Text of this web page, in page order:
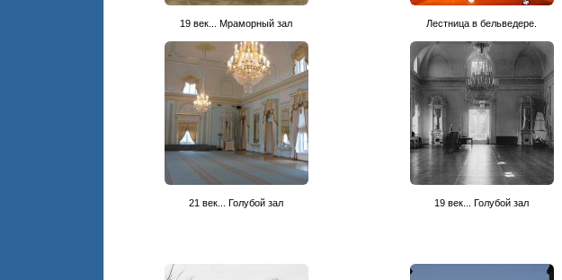
19 век... Мраморный зал Лестница в бельведере.
21 век... Голубой зал 19 век... Голубой зал